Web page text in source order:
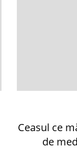
Ceasul ce
de